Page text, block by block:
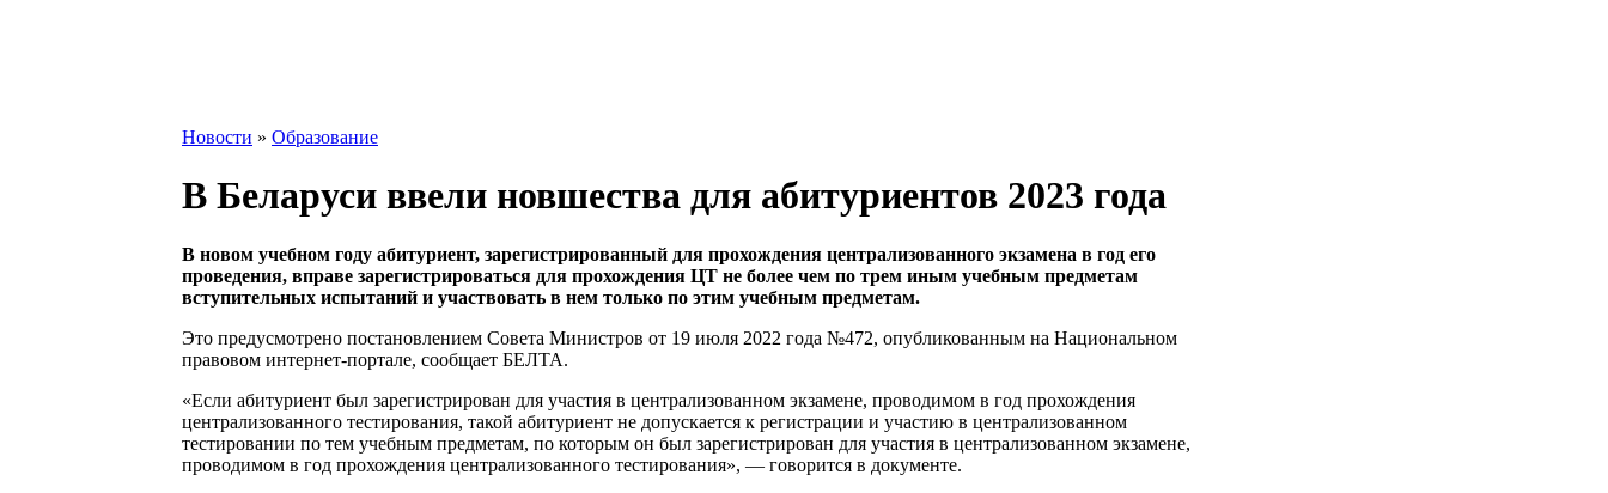
Новости » Образование
В Беларуси ввели новшества для абитуриентов 2023 года
В новом учебном году абитуриент, зарегистрированный для прохождения централизованного экзамена в год его
проведения, вправе зарегистрироваться для прохождения ЦТ не более чем по трем иным учебным предметам
вступительных испытаний и участвовать в нем только по этим учебным предметам.
Это предусмотрено постановлением Совета Министров от 19 июля 2022 года №472, опубликованным на Национальном
правовом интернет-портале, сообщает БЕЛТА.
«Если абитуриент был зарегистрирован для участия в централизованном экзамене, проводимом в год прохождения
централизованного тестирования, такой абитуриент не допускается к регистрации и участию в централизованном
тестировании по тем учебным предметам, по которым он был зарегистрирован для участия в централизованном экзамене,
проводимом в год прохождения централизованного тестирования», — говорится в документе.